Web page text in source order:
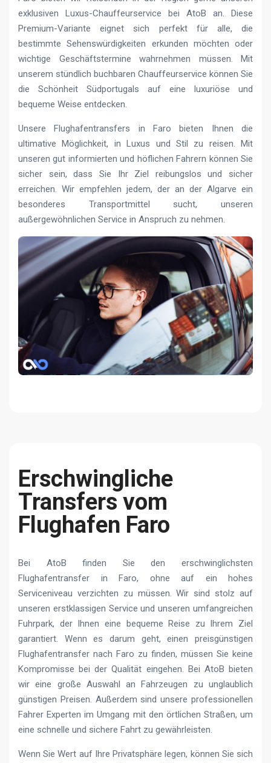
exklusiven Luxus-Chauffeurservice bei AtoB an. Diese
Premium-Variante eignet sich perfekt für alle, die
bestimmte Sehenswürdigkeiten erkunden möchten oder
wichtige Geschäftstermine wahrnehmen müssen. Mit
unserem stündlich buchbaren Chauffeurservice können Sie
die Schönheit Südportugals auf eine luxuriöse und
bequeme Weise entdecken.
Unsere Flughafentransfers in Faro bieten Ihnen die
ultimative Möglichkeit, in Luxus und Stil zu reisen. Mit
unseren gut informierten und höflichen Fahrern können Sie
sicher sein, dass Sie Ihr Ziel reibungslos und sicher
erreichen. Wir empfehlen jedem, der an der Algarve ein
besonderes Transportmittel sucht, unseren
außergewöhnlichen Service in Anspruch zu nehmen.
Erschwingliche
Transfers vom
Flughafen Faro
Bei AtoB finden Sie den erschwinglichsten
Flughafentransfer in Faro, ohne auf ein hohes
Serviceniveau verzichten zu müssen. Wir sind stolz auf
unseren erstklassigen Service und unseren umfangreichen
Fuhrpark, der Ihnen eine bequeme Reise zu Ihrem Ziel
garantiert. Wenn es darum geht, einen preisgünstigen
Flughafentransfer nach Faro zu finden, müssen Sie keine
Kompromisse bei der Qualität eingehen. Bei AtoB bieten
wir eine große Auswahl an Fahrzeugen zu unglaublich
günstigen Preisen. Außerdem sind unsere professionellen
Fahrer Experten im Umgang mit den örtlichen Straßen, um
eine schnelle und sichere Fahrt zu gewährleisten.
Wenn Sie Wert auf Ihre Privatsphäre legen, können Sie sich